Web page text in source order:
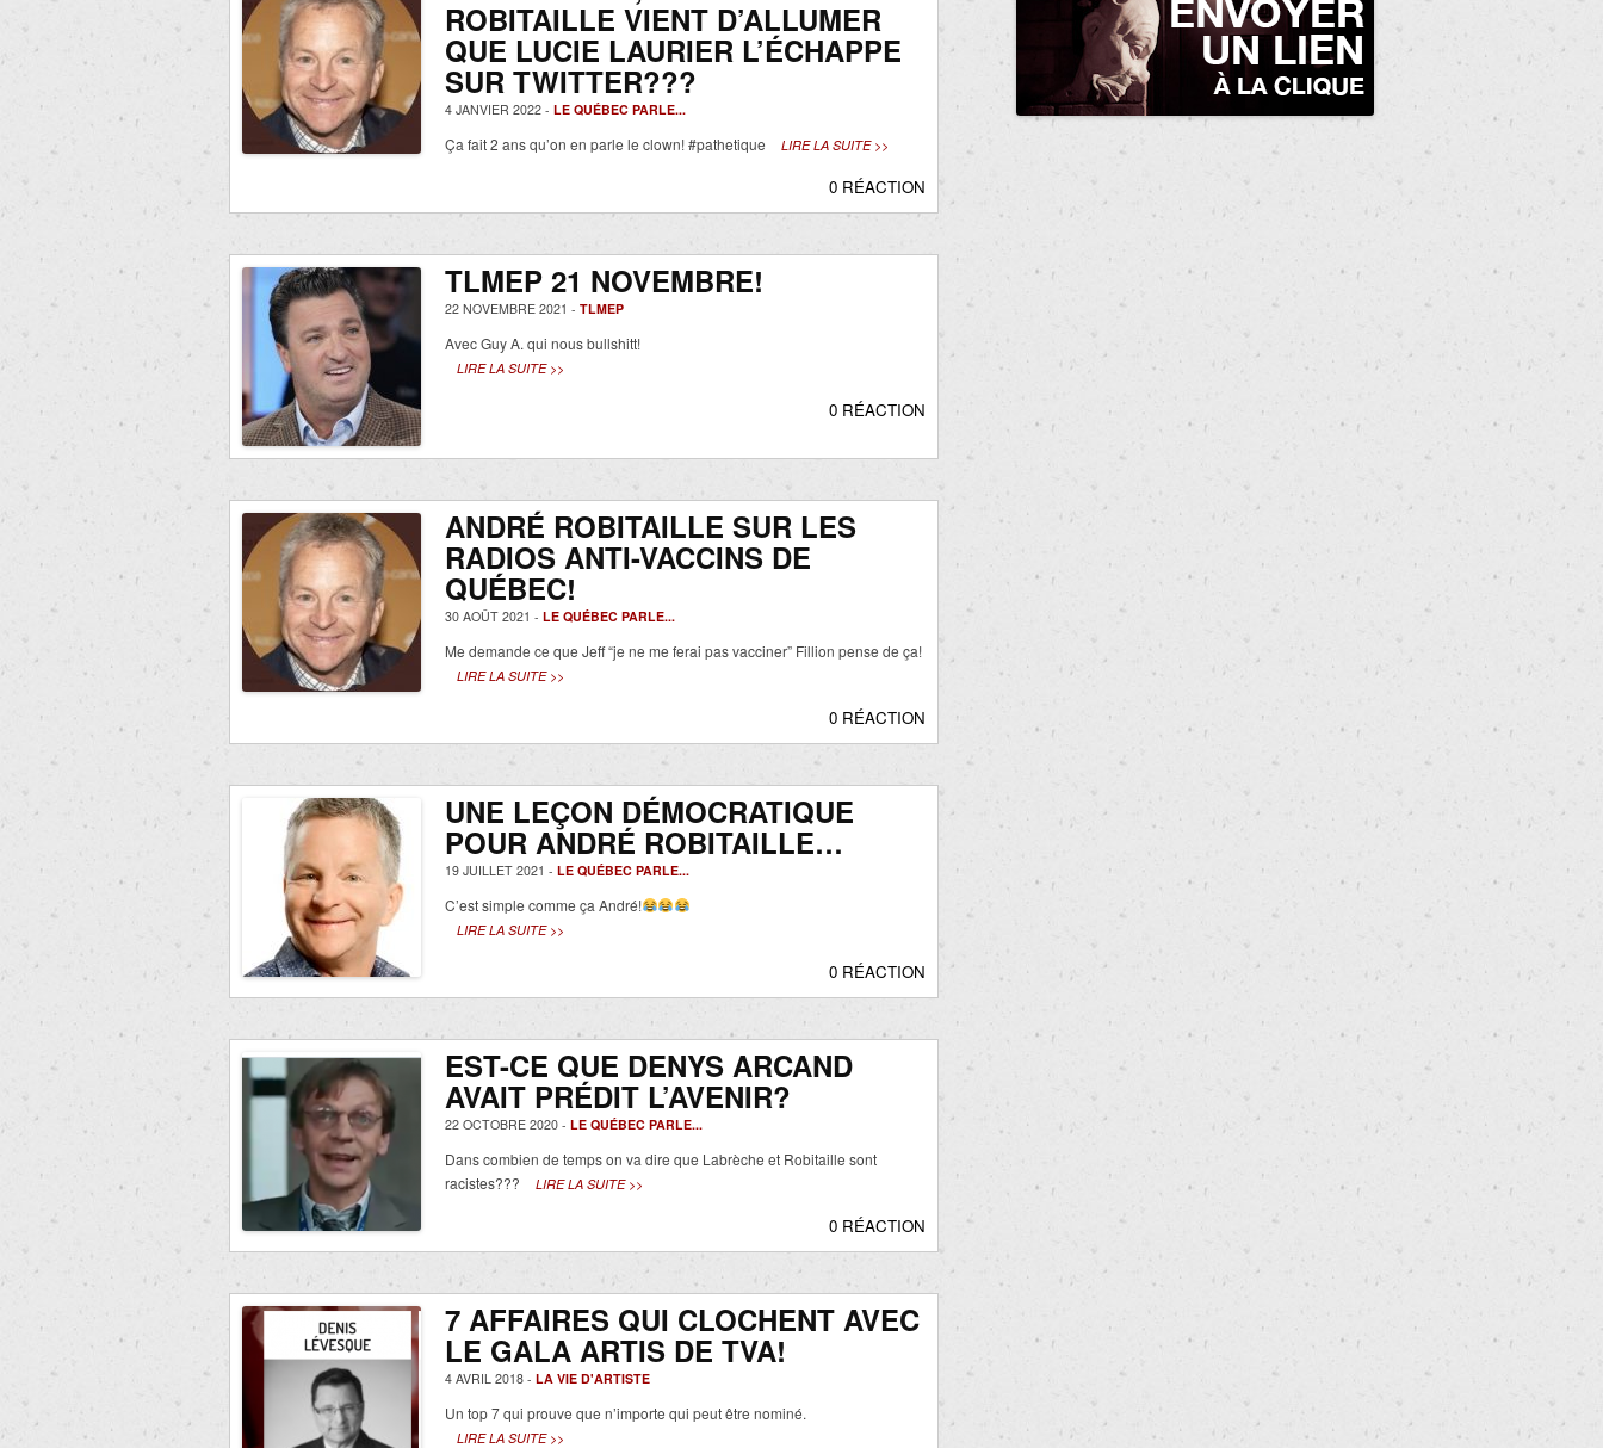
ROBITAILLE VIENT D’ALLUMER
QUE LUCIE LAURIER L’ÉCHAPPE
SUR TWITTER???
4 JANVIER 2022 - LE QUÉBEC PARLE...
Ça fait 2 ans qu’on en parle le clown! #pathetique LIRE LA SUITE >>
0 RÉACTION
TLMEP 21 NOVEMBRE!
22 NOVEMBRE 2021 - TLMEP
Avec Guy A. qui nous bullshitt!
LIRE LA SUITE >>
0 RÉACTION
ANDRÉ ROBITAILLE SUR LES
RADIOS ANTI-VACCINS DE
QUÉBEC!
30 AOÛT 2021 - LE QUÉBEC PARLE...
Me demande ce que Jeff “je ne me ferai pas vacciner” Fillion pense de ça!
LIRE LA SUITE >>
0 RÉACTION
UNE LEÇON DÉMOCRATIQUE
POUR ANDRÉ ROBITAILLE…
19 JUILLET 2021 - LE QUÉBEC PARLE...
C’est simple comme ça André!
LIRE LA SUITE >>
0 RÉACTION
EST-CE QUE DENYS ARCAND
AVAIT PRÉDIT L’AVENIR?
22 OCTOBRE 2020 - LE QUÉBEC PARLE...
Dans combien de temps on va dire que Labrèche et Robitaille sont
racistes???
LIRE LA SUITE >>
0 RÉACTION
7 AFFAIRES QUI CLOCHENT AVEC
LE GALA ARTIS DE TVA!
4 AVRIL 2018 - LA VIE D'ARTISTE
Un top 7 qui prouve que n’importe qui peut être nominé.
LIRE LA SUITE >>